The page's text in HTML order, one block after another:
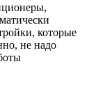
которые
не надо